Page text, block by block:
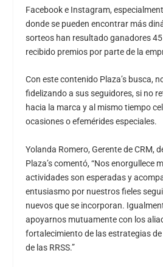
Facebook e Instagram,
donde se pueden encontrar más
sorteos han resultado ganadores
recibido premios por parte de la
Con este contenido Plaza’s busca,
fidelizando a sus seguidores, si no
hacia la marca y al mismo tiempo
ocasiones o efemérides especiales.
Yolanda Romero, Gerente de CRM,
Plaza’s comentó, “Nos enorgullece
actividades son esperadas y
entusiasmo por nuestros fieles
nuevos que se incorporan.
apoyarnos mutuamente con los
fortalecimiento de las estrategias
de las RRSS.”